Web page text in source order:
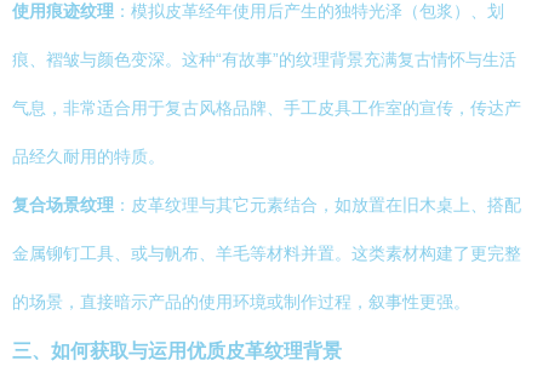
使用痕迹纹理 ：模拟皮革经年使用后产生的独特光泽（包浆）、划
痕、褶皱与颜色变深。这种“有故事”的纹理背景充满复古情怀与生活
气息，非常适合用于复古风格品牌、手工皮具工作室的宣传，传达产
品经久耐用的特质。
复合场景纹理 ：皮革纹理与其它元素结合，如放置在旧木桌上、搭配
金属铆钉工具、或与帆布、羊毛等材料并置。这类素材构建了更完整
的场景，直接暗示产品的使用环境或制作过程，叙事性更强。
三、如何获取与运用优质皮革纹理背景